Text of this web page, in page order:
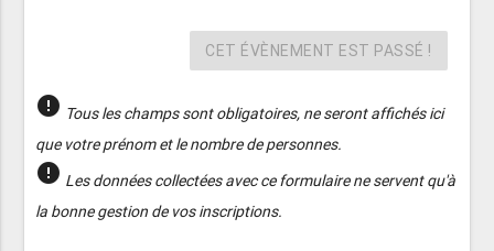
CET ÉVÈNEMENT EST PASSÉ !
error Tous les champs sont obligatoires, ne seront affichés ici
que votre prénom et le nombre de personnes.
error Les données collectées avec ce formulaire ne servent qu'à
la bonne gestion de vos inscriptions.